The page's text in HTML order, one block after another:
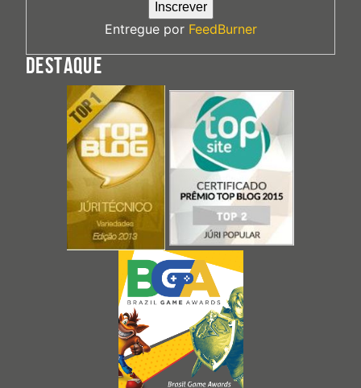
Entregue por FeedBurner
DESTAQUE